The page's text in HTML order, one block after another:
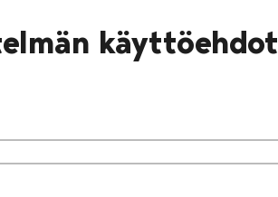
käyttöehdot